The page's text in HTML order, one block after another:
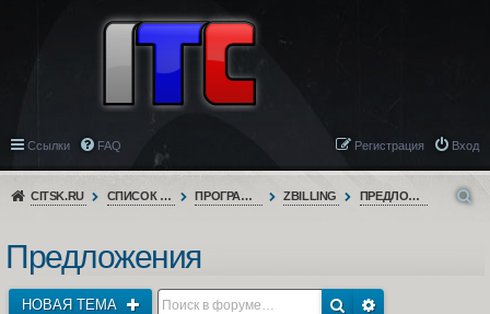
Ссылки FAQ Вход
Регистрация
CITSK.RU СПИСОК ФОРУМОВ ПРОГРАММНОЕ ОБЕСПЕЧЕНИЕ ZBILLING ПРЕДЛОЖЕНИЯ
Предложения
НОВАЯ ТЕМА